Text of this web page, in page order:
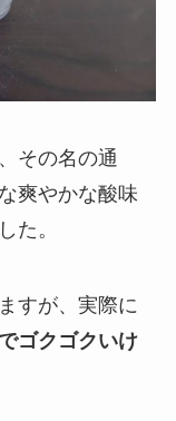
その名の通
爽やかな酸味
た。
すが、実際に
ゴクゴクいけ